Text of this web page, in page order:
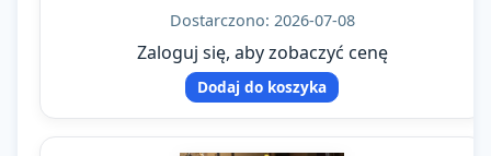
Dostarczono: 2026-07-08
Zaloguj się, aby zobaczyć cenę
Dodaj do koszyka